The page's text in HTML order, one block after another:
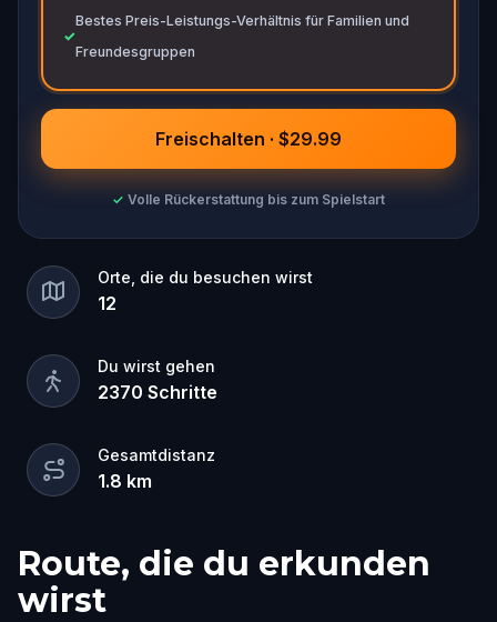
✓
Bestes Preis-Leistungs-Verhältnis für Familien und
Freundesgruppen
Freischalten · $29.99
✓ Volle Rückerstattung bis zum Spielstart
Orte, die du besuchen wirst
12
Du wirst gehen
2370 Schritte
Gesamtdistanz
1.8 km
Route, die du erkunden
wirst
Start
Ziel